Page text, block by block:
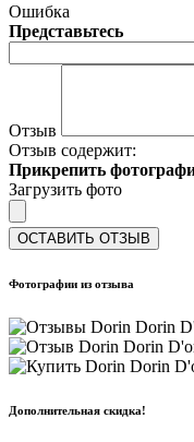
Ошибка
Представьтесь
Отзыв
Отзыв содержит:
Прикрепить
Загрузить фото
ОСТАВИТЬ ОТЗЫВ
Фотографии из отзыва
Дополнительная скидка!